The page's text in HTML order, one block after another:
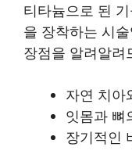
티타늄으로 된
을 장착하는 시
장점을 알려알려
자연 치아
잇몸과 뼈
장기적인